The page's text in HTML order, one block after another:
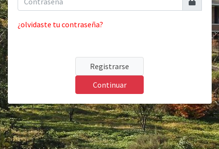
¿olvidaste tu contraseña?
Registrarse
Continuar